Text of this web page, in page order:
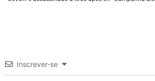
Inscrever-se